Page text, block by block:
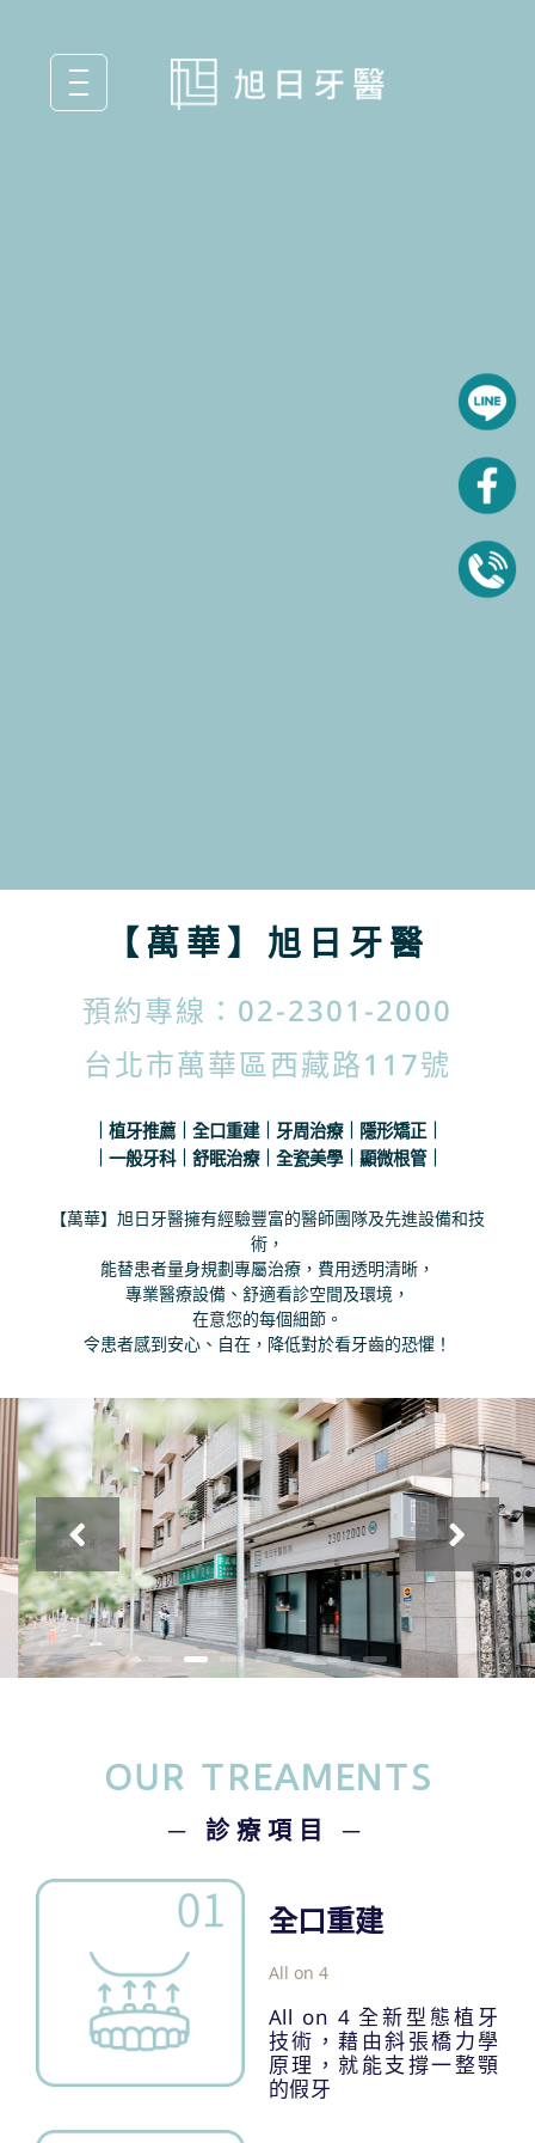
【萬華】旭日牙醫
預約專線：02-2301-2000
台北市萬華區西藏路117號
｜植牙推薦｜全口重建｜牙周治療｜隱形矯正｜
｜一般牙科｜舒眠治療｜全瓷美學｜顯微根管｜
【萬華】旭日牙醫擁有經驗豐富的醫師團隊及先進設備和技
術，
能替患者量身規劃專屬治療， 費用透明清晰，
專業醫療設備、舒適看診空間及環境，
在意您的每個細節。
令患者感到安心、自在，降低對於看牙齒的恐懼！
OUR TREAMENTS
─ 診療項目 ─
全口重建
All on 4
All on 4 全新型態植牙
技術，藉由斜張橋力學
原理，就能支撐一整顎
的假牙